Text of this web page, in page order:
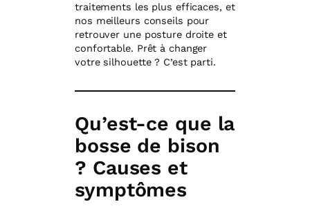
traitements les plus efficaces, et
nos meilleurs conseils pour
retrouver une posture droite et
confortable. Prêt à changer
votre silhouette ? C’est parti.
Qu’est-ce que la
bosse de bison
? Causes et
symptômes